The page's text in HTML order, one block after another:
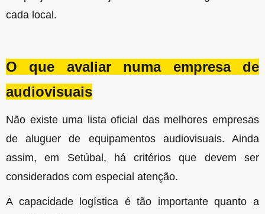
cada local.
O que avaliar numa empresa de
audiovisuais
Não existe uma lista oficial das melhores empresas
de aluguer de equipamentos audiovisuais. Ainda
assim, em Setúbal, há critérios que devem ser
considerados com especial atenção.
A capacidade logística é tão importante quanto a